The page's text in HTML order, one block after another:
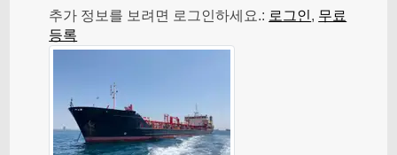
추가 정보를 보려면 로그인하세요.: 로그인, 무료
등록